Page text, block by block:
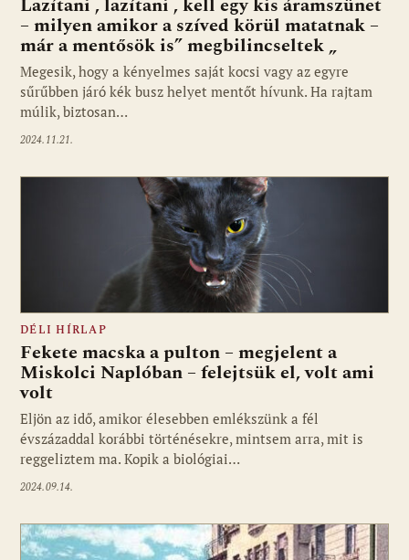
Lazítani , lazítani , kell egy kis áramszünet
– milyen amikor a szíved körül matatnak –
már a mentősök is” megbilincseltek „
Megesik, hogy a kényelmes saját kocsi vagy az egyre
sűrűbben járó kék busz helyet mentőt hívunk. Ha rajtam
múlik, biztosan…
2024.11.21.
DÉLI HÍRLAP
Fekete macska a pulton – megjelent a
Miskolci Naplóban – felejtsük el, volt ami
volt
Eljön az idő, amikor élesebben emlékszünk a fél
évszázaddal korábbi történésekre, mintsem arra, mit is
reggeliztem ma. Kopik a biológiai…
2024.09.14.